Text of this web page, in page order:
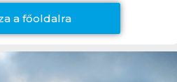
a főoldalra